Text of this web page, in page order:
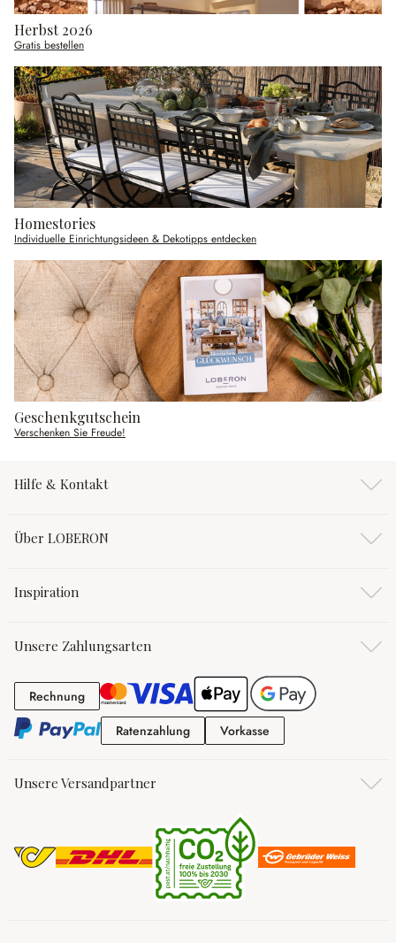
Herbst 2026
Gratis bestellen
Homestories
Individuelle Einrichtungsideen & Dekotipps entdecken
Geschenkgutschein
Verschenken Sie Freude!
Hilfe & Kontakt
Über LOBERON
Inspiration
Unsere Zahlungsarten
RechnungRechnung
RatenzahlungRatenzahlung
Vorkasse
Unsere Versandpartner